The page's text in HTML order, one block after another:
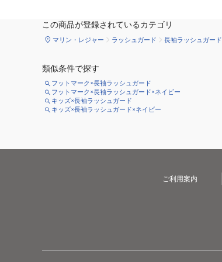
この商品が登録されているカテゴリ
マリン・レジャー ラッシュガード 長袖ラッシュガード
類似条件で探す
フットマーク×長袖ラッシュガード
フットマーク×長袖ラッシュガード×ネイビー
キッズ×長袖ラッシュガード
キッズ×長袖ラッシュガード×ネイビー
ご利用案内